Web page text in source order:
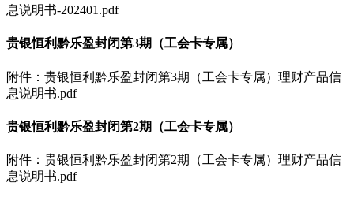
息说明书-202401.pdf
贵银恒利黔乐盈封闭第3期（工会卡专属）
附件：贵银恒利黔乐盈封闭第3期（工会卡专属）理财产品信
息说明书.pdf
贵银恒利黔乐盈封闭第2期（工会卡专属）
附件：贵银恒利黔乐盈封闭第2期（工会卡专属）理财产品信
息说明书.pdf